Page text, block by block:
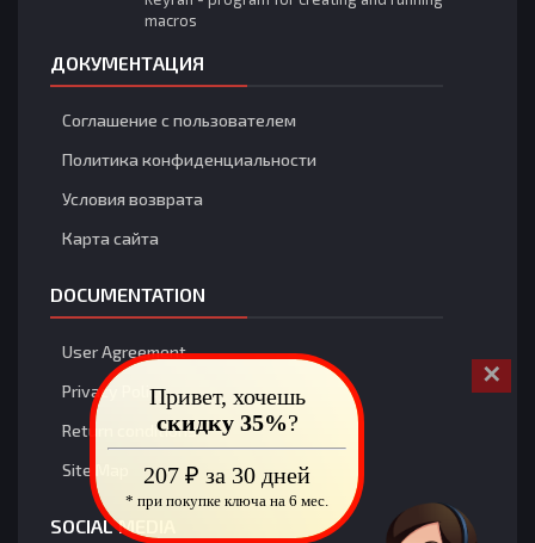
theshrimpboat
systmboot
whys it called meo
shrimpboat
✕
Привет, хочешь
скидку 35%?
207 ₽ за 30 дней
* при покупке ключа на 6 мес.
macros
ДОКУМЕНТАЦИЯ
Соглашение с пользователем
Политика конфиденциальности
Условия возврата
Карта сайта
DOCUMENTATION
User Agreement
Privacy Policy
Return conditions
Site Map
SOCIAL MEDIA